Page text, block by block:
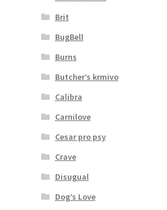
Brit
BugBell
Burns
Butcher’s krmivo
Calibra
Carnilove
Cesar pro psy
Crave
Disugual
Dog’s Love